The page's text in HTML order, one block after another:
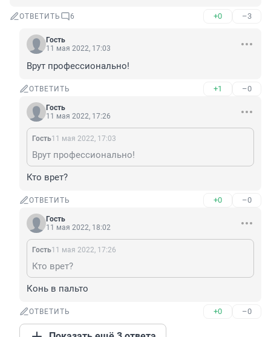
ОТВЕТИТЬ 6 +0 –3
Гость
11 мая 2022, 17:03
Врут профессионально!
ОТВЕТИТЬ +1 –0
Гость
11 мая 2022, 17:26
Гость11 мая 2022, 17:03
Врут профессионально!
Кто врет?
ОТВЕТИТЬ +0 –0
Гость
11 мая 2022, 18:02
Гость11 мая 2022, 17:26
Кто врет?
Конь в пальто
ОТВЕТИТЬ +0 –0